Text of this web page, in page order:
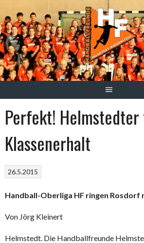
zum
Inhalt
Perfekt!
Klassenerhalt
26.5.2015
Handball-Oberliga HF ringen Rosdorf
Von Jörg Kleinert
Helmstedt. Die Handballfreunde